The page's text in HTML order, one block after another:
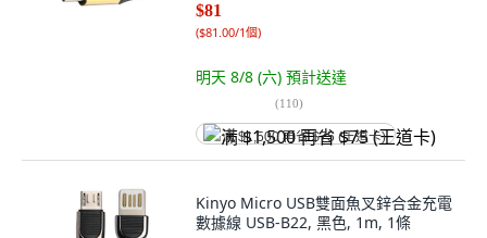
$81
($81.00/1個)
明天 8/8 (六) 預計送達
(110)
满 $1,500 再省 $75 (王道卡)
Kinyo Micro USB雙面魚叉鋅合金充電
數據線 USB-B22, 黑色, 1m, 1條